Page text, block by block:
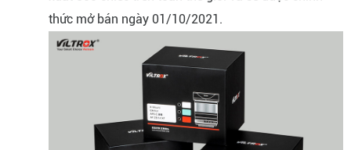
thức mở bán ngày 01/10/2021.